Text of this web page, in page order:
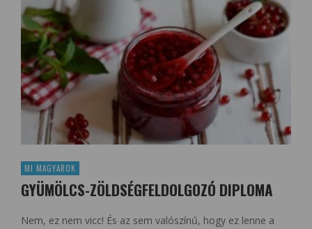
MI MAGYAROK
GYÜMÖLCS-ZÖLDSÉGFELDOLGOZÓ DIPLOMA
Nem, ez nem vicc! És az sem valószínű, hogy ez lenne a